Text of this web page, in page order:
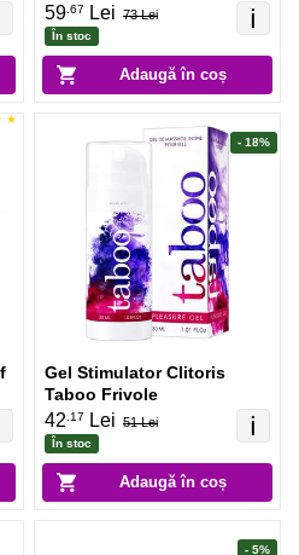
Adaugă în coș
ℹ️
59.67 Lei 73 Lei
În stoc
Adaugă în coș
ℹ️
Gel Stimulator Clitoris
Taboo Frivole
42 .17 Lei 51 Lei
În stoc
- 18%
- 5%